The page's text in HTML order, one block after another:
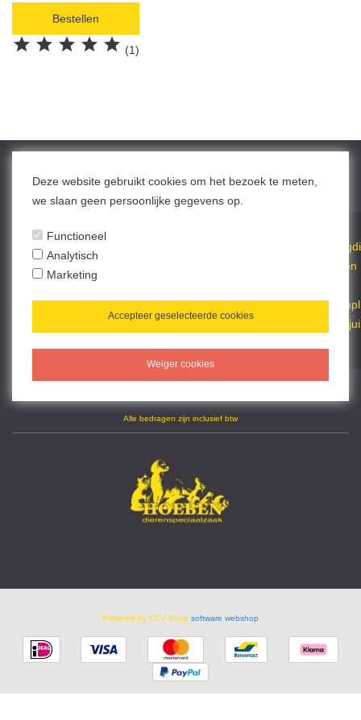
Bestellen
     (1)
Al sinds 1938 uw specialist op het gebied van hond, kat, knaagdi
eren, vogels en ook reptielen en zoet- en zoutwater aquaria en
Van een bot voor de hond, een koekje voor de kat tot een compl
eet aquarium of een aangelegde vijver, u bent bij ons aan het jui
Alle bedragen zijn inclusief btw
Powered by CCV Shop software webshop
Deze website gebruikt cookies om het bezoek te meten,
we slaan geen persoonlijke gegevens op.
Functioneel
Analytisch
Marketing
Accepteer geselecteerde cookies
Weiger cookies